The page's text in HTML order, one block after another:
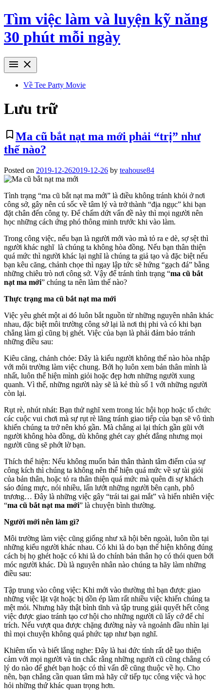
Skip
to
content
Tìm việc làm và luyện kỹ năng
30 phút mỗi ngày
menu close
Về Tee Party Movie
Lưu trữ
bookmark_border Ma cũ bắt nạt ma mới phải “trị” như
thế nào?
Posted on 2019-12-262019-12-26 by teahouse84
Tình trạng “ma cũ bắt nạt ma mới” là điều không tránh khỏi ở nơi
công sở, gây nên cú sốc về tâm lý và trở thành “địa ngục” khi bạn
đặt chân đến công ty. Để chấm dứt vấn đề này thì mọi người nên
học những cách ứng phó thông minh trước khi vào làm.
Trong công việc, nếu bạn là người mới vào mà tỏ ra e dè, sợ sệt thì
người khác nghĩ là chúng ta không hòa đồng. Nếu bạn thân thiện
quá mức thì người khác lại nghĩ là chúng ta giả tạo và đặc biệt nếu
bạn kêu căng, chảnh chọe thì ngay lập tức sẽ hứng “gạch đá” bằng
những chiêu trò nơi công sở. Vậy để tránh tình trạng “ma cũ bắt
nạt ma mới” chúng ta nên làm thế nào?
Thực trạng ma cũ bắt nạt ma mới
Việc yêu ghét một ai đó luôn bắt nguồn từ những nguyên nhân khác
nhau, đặc biệt môi trường công sở lại là nơi thị phi và có khi bạn
chẳng làm gì cũng bị ghét. Việc của bạn là phải đảm bảo tránh
những điều sau:
Kiêu căng, chảnh chỏe: Đây là kiểu người không thể nào hòa nhập
với môi trường làm việc chung. Bởi họ luôn xem bản thân mình là
nhất, luôn thể hiện mình giỏi hoặc đẹp hơn những người xung
quanh. Vì thế, những người này sẽ là kẻ thù số 1 với những người
còn lại.
Rụt rè, nhút nhát: Bạn thử nghĩ xem trong lúc hội họp hoặc tổ chức
các cuộc vui chơi mà sự rụt rè lãng tránh giao tiếp của bạn sẽ vô tình
khiến chúng ta trở nên khó gần. Mà chẳng ai lại thích gần gũi với
người không hòa đồng, dù không ghét cay ghét đắng nhưng mọi
người cũng sẽ phớt lờ bạn.
Thích thể hiện: Nếu không muốn bản thân thành tâm điểm của sự
công kích thì chúng ta không nên thể hiện quá mức về sự tài giỏi
của bản thân, hoặc tỏ ra thân thiện quá mức mà quên đi sự khách
sáo đúng mực, nói nhiều, lấn lướt những người bên cạnh, phô
trương… Đây là những việc gây “trái tai gai mắt” và hiển nhiên việc
“ma cũ bắt nạt ma mới” là chuyện bình thường.
Người mới nên làm gì?
Môi trường làm việc cũng giống như xã hội bên ngoài, luôn tồn tại
những kiểu người khác nhau. Có khi là do bạn thể hiện không đúng
cách bị họ ghét hoặc có khi là do chính bản thân họ có thói quen bới
móc người khác. Dù là nguyên nhân nào chúng ta hãy làm những
điều sau:
Tập trung vào công việc: Khi mới vào thường thì bạn được giao
những việc lặt vặt hoặc bị dồn ép làm rất nhiều việc khiến chúng ta
mệt mỏi. Nhưng hãy thật bình tĩnh và tập trung giải quyết hết công
việc được giao tránh tạo cơ hội cho những người cũ lấy cớ để chỉ
trích. Nếu vượt qua được chặng đường này và ngoảnh đầu nhìn lại
thì mọi chuyện không quá phức tạp như bạn nghĩ.
Khiêm tốn và biết lắng nghe: Đây là hai đức tính rất dễ tạo thiện
cảm với mọi người và tin chắc rằng những người cũ cũng chẳng có
lý do nào để ghét bạn hoặc có thì vấn đề cũng thuộc về họ. Cho
nên, bạn chẳng cần quan tâm mà hãy cứ tiếp tục công việc và học
hỏi những thứ khác quan trọng hơn.